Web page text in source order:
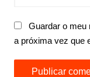
Guardar o meu
a próxima vez que